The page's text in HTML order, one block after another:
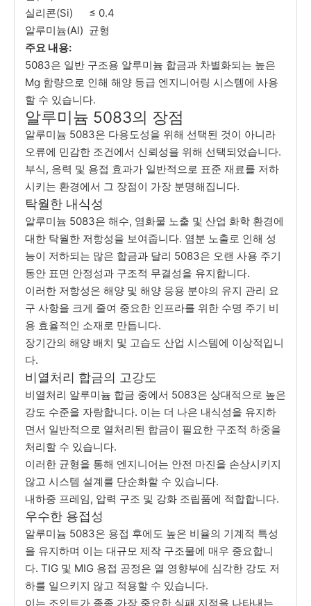
실리콘(Si)
≤ 0.4
알루미늄(Al) 균형
주요 내용:
5083은 일반 구조용 알루미늄 합금과 차별화되는 높은
Mg 함량으로 인해 해양 등급 엔지니어링 시스템에 사용
할 수 있습니다.
알루미늄 5083의 장점
알루미늄 5083은 다용도성을 위해 선택된 것이 아니라
오류에 민감한 조건에서 신뢰성을 위해 선택되었습니다.
부식, 응력 및 용접 효과가 일반적으로 표준 재료를 저하
시키는 환경에서 그 장점이 가장 분명해집니다.
탁월한 내식성
알루미늄 5083은 해수, 염화물 노출 및 산업 화학 환경에
대한 탁월한 저항성을 보여줍니다. 염분 노출로 인해 성
능이 저하되는 많은 합금과 달리 5083은 오랜 사용 주기
동안 표면 안정성과 구조적 무결성을 유지합니다.
이러한 저항성은 해양 및 해양 응용 분야의 유지 관리 요
구 사항을 크게 줄여 중요한 인프라를 위한 수명 주기 비
용 효율적인 소재로 만듭니다.
장기간의 해양 배치 및 고습도 산업 시스템에 이상적입니
다.
비열처리 합금의 고강도
비열처리 알루미늄 합금 중에서 5083은 상대적으로 높은
강도 수준을 자랑합니다. 이는 더 나은 내식성을 유지하
면서 일반적으로 열처리된 합금이 필요한 구조적 하중을
처리할 수 있습니다.
이러한 균형을 통해 엔지니어는 안전 마진을 손상시키지
않고 시스템 설계를 단순화할 수 있습니다.
내하중 프레임, 압력 구조 및 강화 조립품에 적합합니다.
우수한 용접성
알루미늄 5083은 용접 후에도 높은 비율의 기계적 특성
을 유지하며 이는 대규모 제작 구조물에 매우 중요합니
다. TIG 및 MIG 용접 공정은 열 영향부에 심각한 강도 저
하를 일으키지 않고 적용할 수 있습니다.
이는 조인트가 종종 가장 중요한 실패 지점을 나타내는